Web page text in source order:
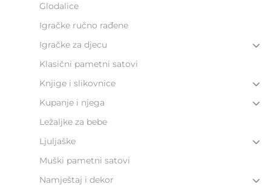
Glodalice
Igračke ručno rađene
Igračke za djecu
Klasični pametni satovi
Knjige i slikovnice
Kupanje i njega
Ležaljke za bebe
Ljuljaške
Muški pametni satovi
Namještaj i dekor